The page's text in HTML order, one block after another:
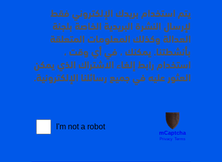
يتم استخدام بريدك الإلكتروني فقط
لإرسال النشرة البريدية الخاصة بلجنة
العدالة وكذلك المعلومات المتعلقة
بأنشطتنا. يمكنك ، في أي وقت ،
استخدام رابط إلغاء الاشتراك الذي يمكن
العثور عليه في جميع رسائلنا الإلكترونية.